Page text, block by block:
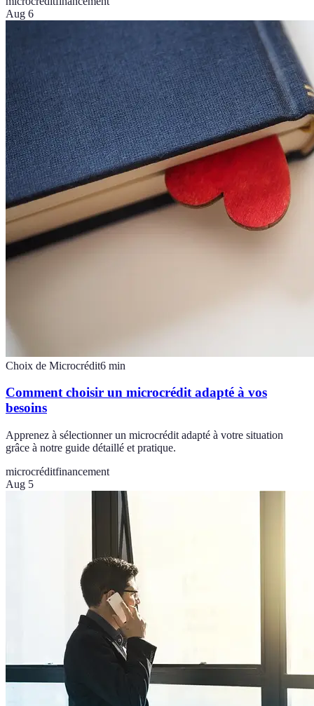
Aug 6
Choix de Microcrédit6 min
Comment choisir un microcrédit adapté à vos
besoins
Apprenez à sélectionner un microcrédit adapté à votre situation
grâce à notre guide détaillé et pratique.
microcréditfinancement
Aug 5